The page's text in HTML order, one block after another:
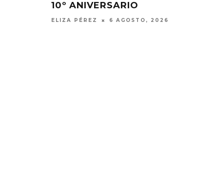
ELIZA PÉREZ 3 AGOSTO, 2026